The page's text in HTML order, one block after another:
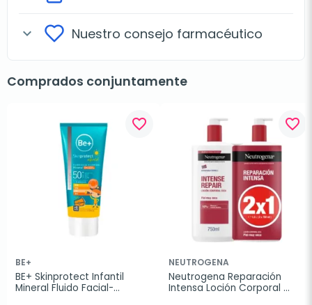
expand_more Nuestro consejo farmacéutico
Comprados conjuntamente
favorite_border
BE+
BE+ Skinprotect Infantil
Mineral Fluido Facial-
favorite_border
NEUTROGENA
Neutrogena Reparación
Intensa Loción Corporal